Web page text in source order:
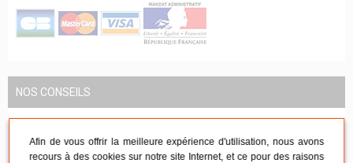
NOS CONSEILS
Mobilier de réception
Afin de vous offrir la meilleure expérience d'utilisation, nous avons
recours à des cookies sur notre site Internet, et ce pour des raisons